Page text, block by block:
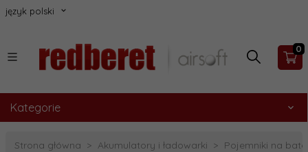
język polski
0
Kategorie
Strona główna Akumulatory i ładowarki Pojemniki na